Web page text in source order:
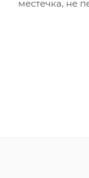
местечка, не